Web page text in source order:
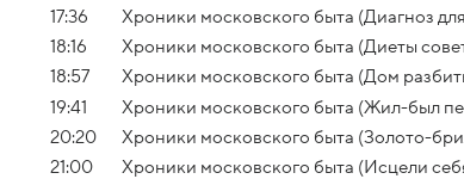
17:36
Хроники московского быта (Диагноз
18:16
Хроники московского быта (Диеты
18:57
Хроники московского быта (Дом
19:41
Хроники московского быта (Жил-был
20:20
Хроники московского быта (Золото-
21:00
Хроники московского быта (Исцели